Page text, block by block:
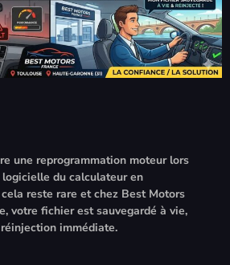
une reprogrammation moteur lors
logicielle du calculateur en
reste rare et chez Best Motors
votre fichier est sauvegardé à vie,
immédiate.